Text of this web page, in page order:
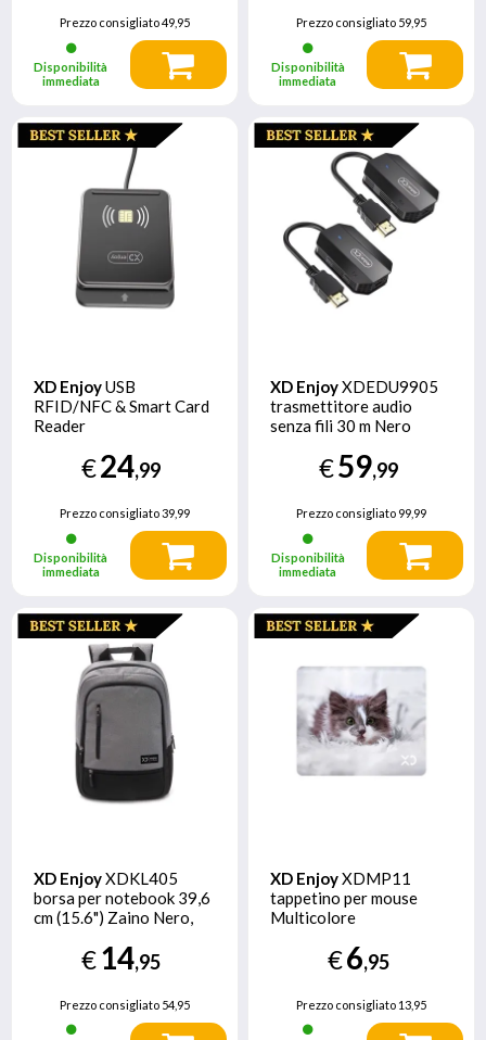
Prezzo consigliato49,95
Disponibilità
immediata
Prezzo consigliato 59,95
Disponibilità
immediata
XD EnjoyUSB
RFID/NFC & Smart Card
Reader
€24,99
Prezzo consigliato39,99
Disponibilità
immediata
XD EnjoyXDEDU9905
trasmettitore audio
senza fili 30 m Nero
€59,99
Prezzo consigliato 99,99
Disponibilità
immediata
XD EnjoyXDKL405
borsa per notebook 39,6
cm (15.6") Zaino Nero,
€14,95
Prezzo consigliato54,95
XD EnjoyXDMP11
tappetino per mouse
Multicolore
€6,95
Prezzo consigliato 13,95